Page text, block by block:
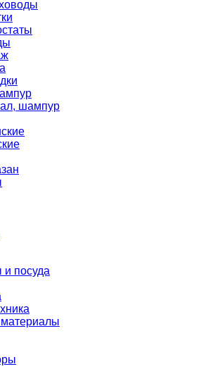
шампур
и посуда